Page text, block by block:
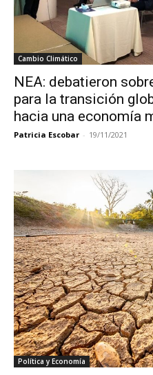
Cambio Climático
NEA: debatieron
para la transición
hacia una economía
Patricia Escobar - 19/11/2021
Política y Economía